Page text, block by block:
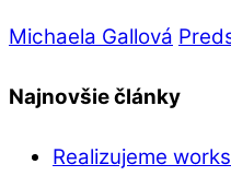
Michaela Gallová
Najnovšie články
Realizujeme